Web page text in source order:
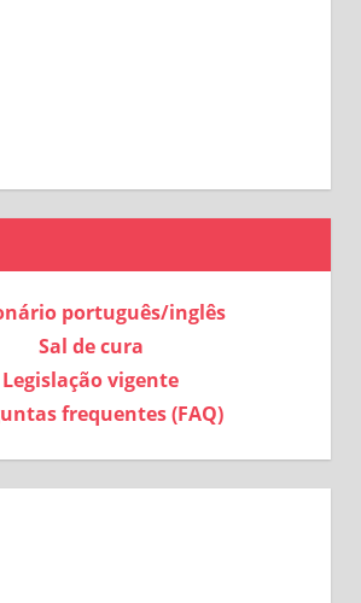
português/inglês
Sal de cura
Legislação vigente
frequentes (FAQ)